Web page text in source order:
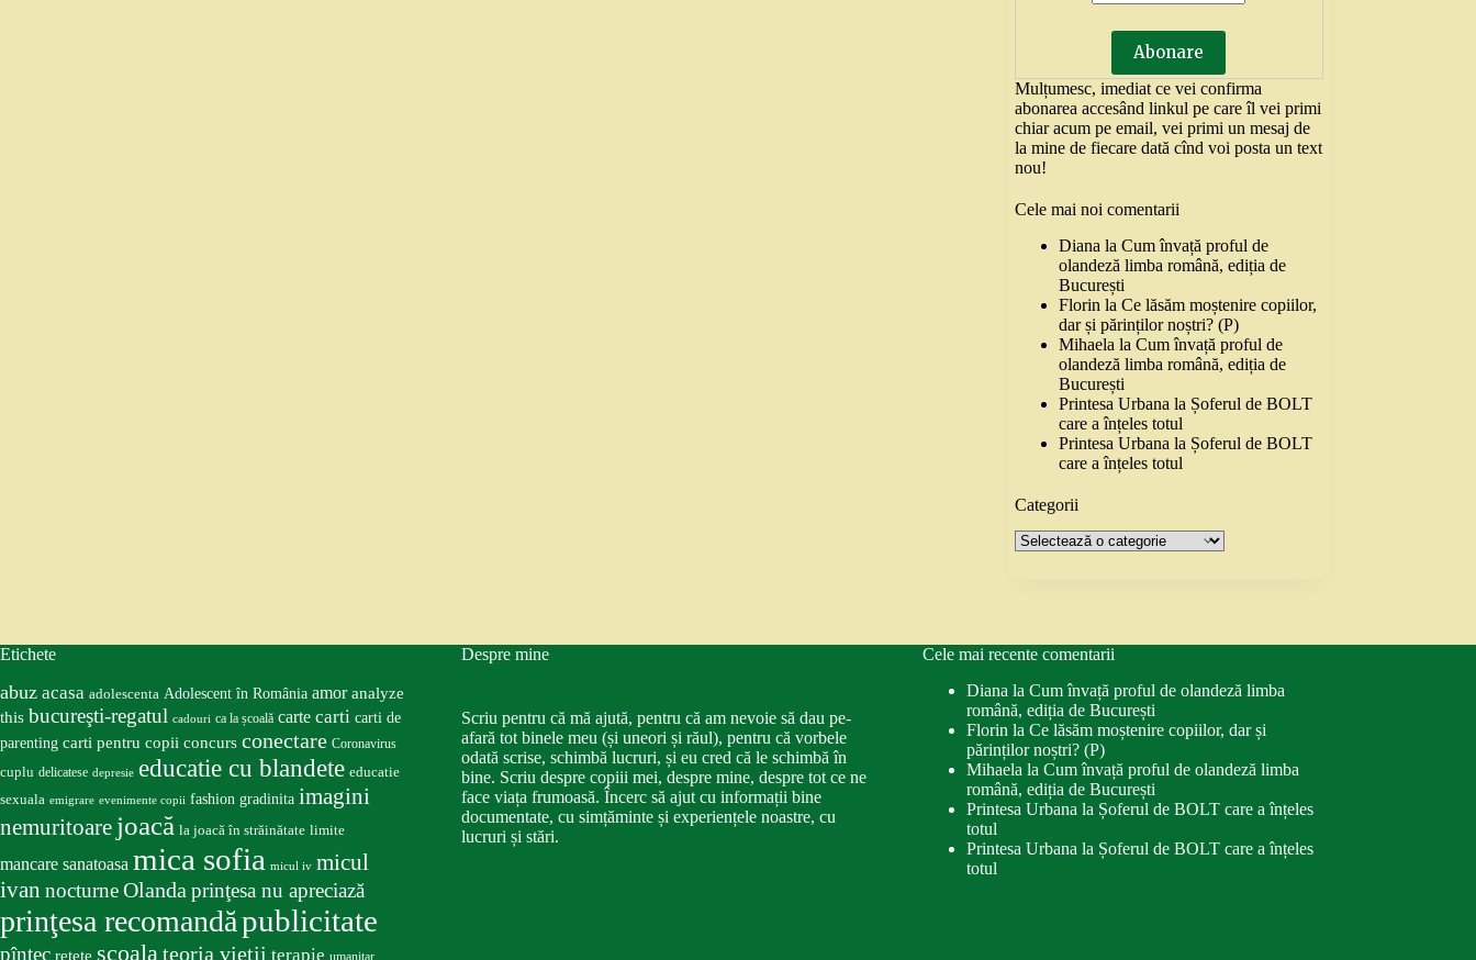
Mulțumesc, imediat ce vei confirma
abonarea accesând linkul pe care îl vei primi
chiar acum pe email, vei primi un mesaj de
la mine de fiecare dată cînd voi posta un text
nou!
Cele mai noi comentarii
Diana laCum învață proful de
olandeză limba română, ediția de
București
Florin laCe lăsăm moștenire copiilor,
dar și părinților noștri? (P)
Mihaela laCum învață proful de
olandeză limba română, ediția de
București
Printesa Urbana la Șoferul de BOLT
care a înțeles totul
Printesa Urbana la Șoferul de BOLT
care a înțeles totul
Categorii
Categorii
Etichete
abuz acasa adolescenta Adolescent în România amor analyze
this bucureşti-regatul cadouri ca la școală carte carti carti de
parenting carti pentru copii concurs conectare Coronavirus
cuplu delicatese depresie educatie cu blandete educatie
sexuala emigrare evenimente copii fashion gradinita imagini
nemuritoare joacă la joacă în străinătate limite
mancare sanatoasa mica sofia micul iv micul
ivan nocturneOlanda prinţesa nu apreciază
prinţesa recomandăpublicitate
pîntec retete scoala teoria vieţii terapie umanitar
Despre mine
Scriu pentru că mă ajută, pentru că am nevoie să dau pe-
afară tot binele meu (și uneori și răul), pentru că vorbele
odată scrise, schimbă lucruri, și eu cred că le schimbă în
bine. Scriu despre copiii mei, despre mine, despre tot ce ne
face viața frumoasă. Încerc să ajut cu informații bine
documentate, cu simțăminte și experiențele noastre, cu
lucruri și stări.
Cele mai recente comentarii
Diana la Cum învață proful de olandeză limba
română, ediția de București
Florin la Ce lăsăm moștenire copiilor, dar și
părinților noștri? (P)
Mihaela la Cum învață proful de olandeză limba
română, ediția de București
Printesa Urbana la Șoferul de BOLT care a înțeles
totul
Printesa Urbana la Șoferul de BOLT care a înțeles
totul